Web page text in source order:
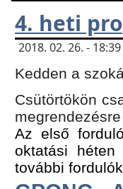
4. heti
2018. 02. 26. -
Kedden a
Csütörtökön
Az első
oktatási
további